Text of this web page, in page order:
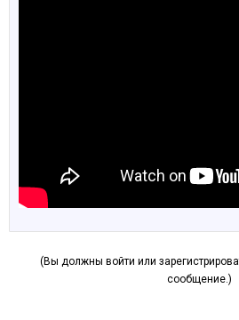
(Вы должны войти или
сообщение.)